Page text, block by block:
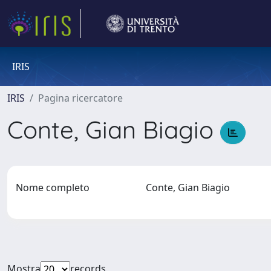
IRIS
IRIS Pagina ricercatore
Conte, Gian Biagio
Nome completo Conte, Gian Biagio